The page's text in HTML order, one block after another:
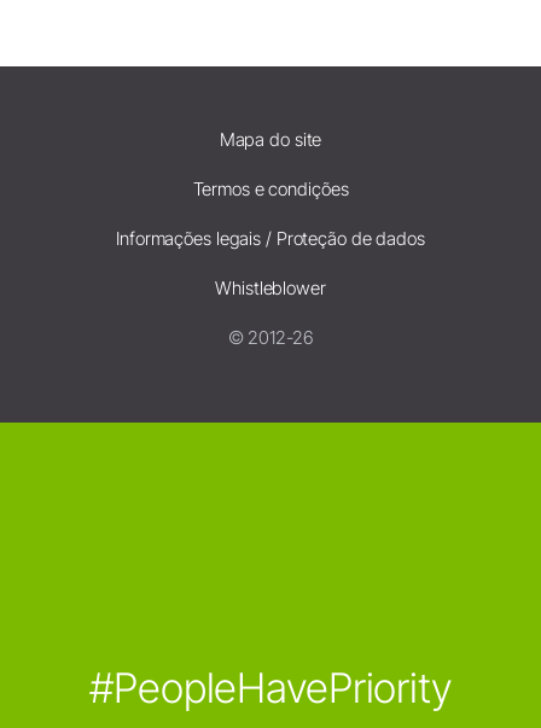
Mapa do site
Termos e condições
Informações legais / Proteção de dados
Whistleblower
© 2012-26
#PeopleHavePriority